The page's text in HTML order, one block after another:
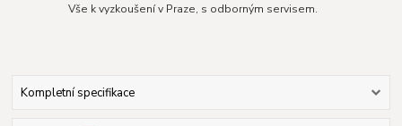
Vše k vyzkoušení v Praze, s odborným servisem.
Kompletní specifikace